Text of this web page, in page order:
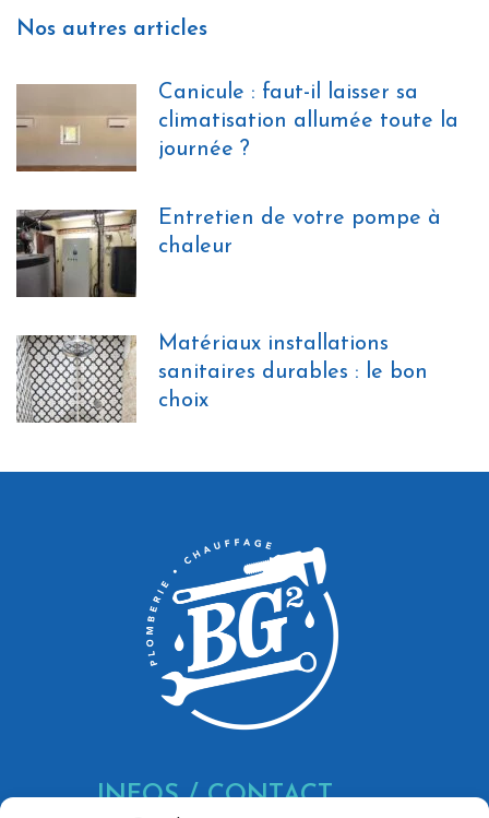
Nos autres articles
Canicule : faut-il laisser sa
climatisation allumée toute la
journée ?
Entretien de votre pompe à
chaleur
Matériaux installations
sanitaires durables : le bon
choix
INFOS / CONTACT